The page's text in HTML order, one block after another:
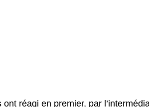
ont réagi en premier, par